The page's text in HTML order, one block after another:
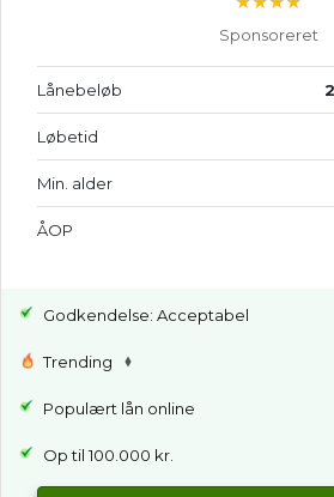
Sponsoreret
Lånebeløb
Løbetid
Min. alder
ÅOP
Godkendelse: Acceptabel
Trending
Populært lån online
Op til 100.000 kr.